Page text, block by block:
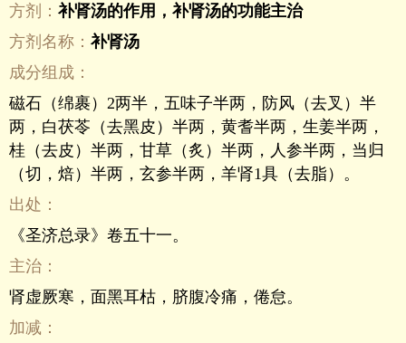
方剂： 补肾汤的作用，补肾汤的功能主治
方剂名称： 补肾汤
成分组成：
磁石（绵裹）2两半，五味子半两，防风（去叉）半
两，白茯苓（去黑皮）半两，黄耆半两，生姜半两，
桂（去皮）半两，甘草（炙）半两，人参半两，当归
（切，焙）半两，玄参半两，羊肾1具（去脂）。
出处：
《圣济总录》卷五十一。
主治：
肾虚厥寒，面黑耳枯，脐腹冷痛，倦怠。
加减：